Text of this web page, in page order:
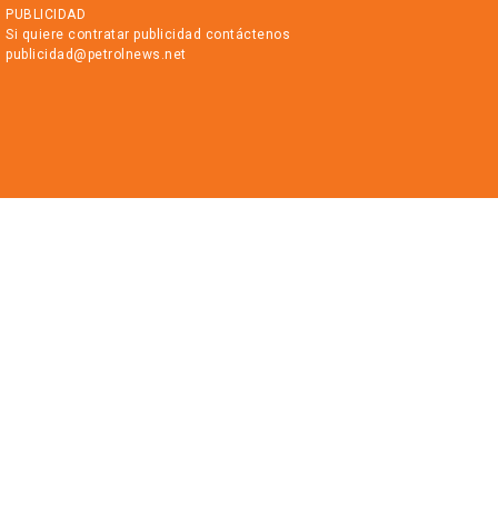
PUBLICIDAD
Si quiere contratar publicidad contáctenos
publicidad@petrolnews.net